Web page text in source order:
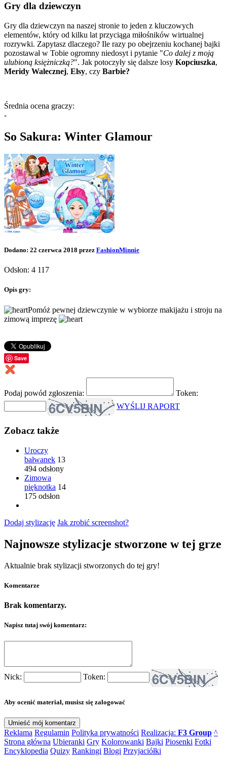
Gry dla dziewczyn
Gry dla dziewczyn na naszej stronie to jeden z kluczowych
elementów, który od kilku lat przyciąga miłośników wirtualnej
rozrywki. Zapytasz dlaczego? Ile razy po obejrzeniu kochanej bajki
pozostawał w Tobie ogromny niedosyt i pytanie "Co dalej z moją
ulubioną księżniczką?". Jak potoczyły się dalsze losy Kopciuszka,
Meridy Walecznej, Elsy, czy Barbie?
Średnia ocena graczy:
-
So Sakura: Winter Glamour
Dodano: 22 czerwca 2018 przez FashionMinnie
Odsłon: 4 117
Opis gry:
Pomóż pewnej dziewczynie w wybiorze makijażu i stroju na
zimową imprezę
Save
Podaj powód zgłoszenia:
Token:
WYŚLIJ RAPORT
Zobacz także
Uroczy
bałwanek 13
494 odsłony
Zimowa
pięknotka 14
175 odsłon
Dodaj stylizację Jak zrobić screenshot?
Najnowsze stylizacje stworzone w tej grze
Aktualnie brak stylizacji stworzonych do tej gry!
Komentarze
Brak komentarzy.
Napisz tutaj swój komentarz:
Nick: Token:
Aby ocenić materiał, musisz się zalogować
Reklama Regulamin Polityka prywatności Realizacja: F3 Group ^
Strona główna Ubieranki Gry Kolorowanki Bajki Piosenki Fotki
Encyklopedia Quizy Rankingi Blogi Przyjaciółki